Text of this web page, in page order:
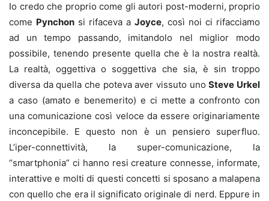
Io credo che proprio come gli autori post-moderni, proprio
come Pynchon si rifaceva a Joyce, così noi ci rifacciamo
ad un tempo passando, imitandolo nel miglior modo
possibile, tenendo presente quella che è la nostra realtà.
La realtà, oggettiva o soggettiva che sia, è sin troppo
diversa da quella che poteva aver vissuto unoSteve Urkel
a caso (amato e benemerito) e ci mette a confronto con
una comunicazione così veloce da essere originariamente
inconcepibile. E questo non è un pensiero superfluo.
L’iper-connettività, la super-comunicazione, la
“smartphonia” ci hanno resi creature connesse, informate,
interattive e molti di questi concetti si sposano a malapena
con quello che era il significato originale di nerd. Eppure in